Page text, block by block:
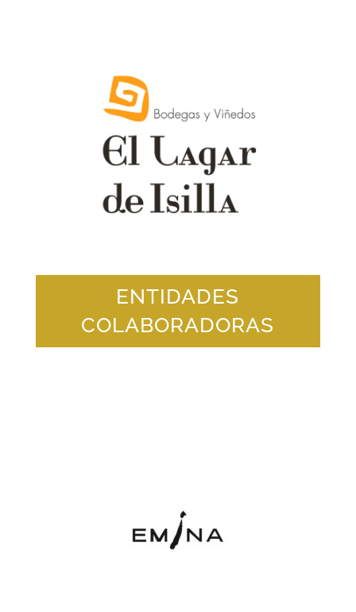
ENTIDADES
COLABORADORAS